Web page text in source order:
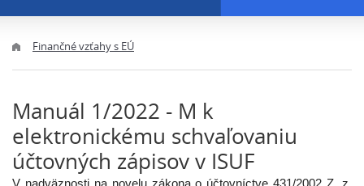
Finančné vzťahy s EÚ
Manuál 1/2022 - M k
elektronickému schvaľovaniu
účtovných zápisov v ISUF
V nadväznosti na novelu zákona o účtovníctve 431/2002 Z. z.